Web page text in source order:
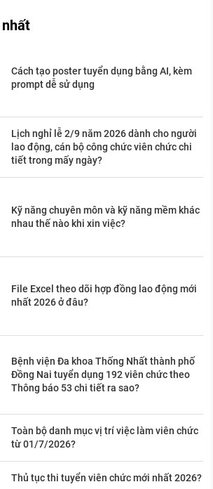
Cách tạo poster tuyển dụng bằng AI, kèm
prompt dễ sử dụng
Lịch nghỉ lễ 2/9 năm 2026 dành cho người
lao động, cán bộ công chức viên chức chi
tiết trong mấy ngày?
Kỹ năng chuyên môn và kỹ năng mềm khác
nhau thế nào khi xin việc?
File Excel theo dõi hợp đồng lao động mới
nhất 2026 ở đâu?
Bệnh viện Đa khoa Thống Nhất thành phố
Đồng Nai tuyển dụng 192 viên chức theo
Thông báo 53 chi tiết ra sao?
Toàn bộ danh mục vị trí việc làm viên chức
từ 01/7/2026?
Thủ tục thi tuyển viên chức mới nhất 2026?